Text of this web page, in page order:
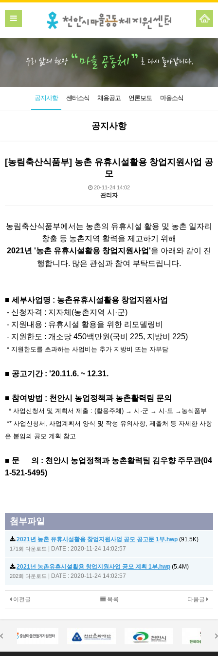
공지사항 센터소식 채용공고 언론보도 마을소식
공지사항
[농림축산식품부] 농촌 유휴시설활용 창업지원사업 공
모
20-11-24 14:02
관리자
본문
농림축산식품부에서는 농촌의 유휴시설 활용 및 농촌 일자리
창출 등 농촌지역 활력을 제고하기 위해
2021년 '농촌 유휴시설활용 창업지원사업'을 아래와 같이 진
행합니다. 많은 관심과 참여 부탁드립니다.
■ 세부사업명 : 농촌유휴시설활용 창업지원사업
- 신청자격 : 지자체(농촌지역 시 ·군)
- 지원내용 : 유휴시설 활용을 위한 리모델링비
- 지원한도 : 개소당 450백만원(국비 225, 지방비 225)
* 지원한도를 초과하는 사업비는 추가 지방비 또는 자부담
■ 공고기간 : '20.11.6. ~ 12.31.
■ 참여방법 : 천안시 농업정책과 농촌활력팀 문의
* 사업신청서 및 계획서 제출 : (활용주체) → 시 ·군 → 시 ·도 → 농식품부
** 사업신청서, 사업계획서 양식 및 작성 유의사항, 제출처 등 자세한 사항
은 붙임의 공모 계획 참고
■ 문 의 : 천안시 농업정책과 농촌활력팀 김우향 주무관(04
1-521-5495)
첨부파일
2021년 농촌 유휴시설활용 창업지원사업 공모 공고문 1부.hwp (91.5K)
171회 다운로드 DATE : 2020-11-24 14:02:57
2021년 농촌유휴시설활용 창업지원사업 공모 계획 1부.hwp (5.4M)
202회 다운로드 DATE : 2020-11-24 14:02:57
이전글 다음글
목록